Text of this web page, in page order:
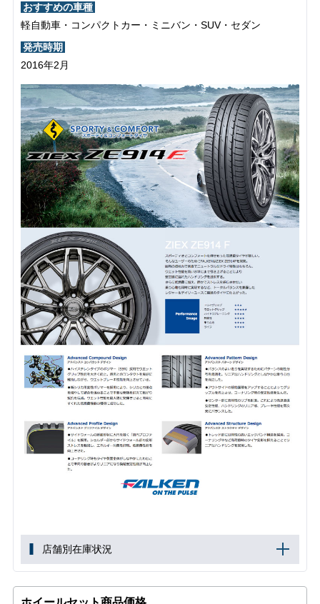
おすすめの車種
軽自動車・コンパクトカー・ミニバン・SUV・セダン
発売時期
2016年2月
店舗別在庫状況